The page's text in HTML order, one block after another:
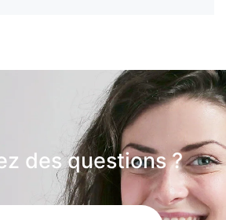
des questions ?